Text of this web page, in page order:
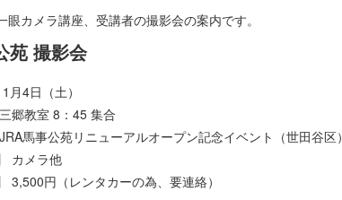
眼カメラ講座、受講者の撮影会の案内です。
苑 撮影会
月4日（土）
郷教室 8：45 集合
JRA馬事公苑リニューアルオープン記念イベント（世田谷区）
カメラ他
3,500円（レンタカーの為、要連絡）